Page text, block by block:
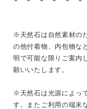
※天然石は自然素材の
の他付着物、内包物な
明で可能な限りご案内
願いいたします。
※天然石は光源によっ
す。またご利用の端末